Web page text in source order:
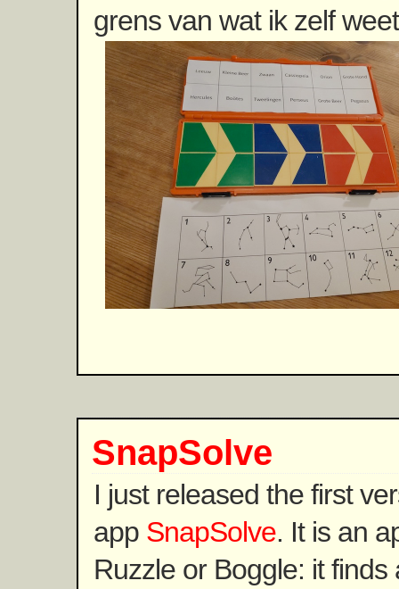
grens van wat ik zelf
SnapSolve
I just released the first
app SnapSolve. It is an
Ruzzle or Boggle: it